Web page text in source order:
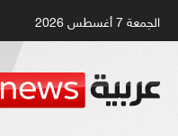
الجمعة 7 أغسطس 2026